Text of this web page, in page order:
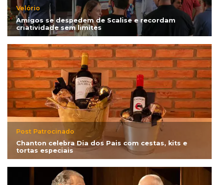
Velório
Amigos se despedem de Scalise e recordam
criatividade sem limites
Post Patrocinado
Chanton celebra Dia dos Pais com cestas, kits e
tortas especiais